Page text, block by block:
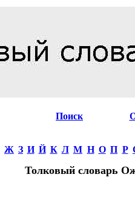
Поиск
Ж З И Й К Л М Н О П Р
Толковый словарь